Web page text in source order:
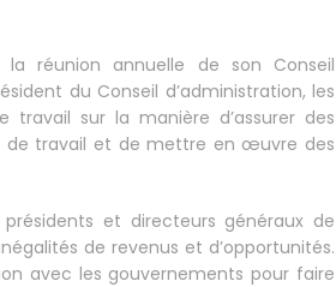
réunion annuelle de son Conseil
du Conseil d’administration, les
sur la manière d’assurer des
de travail et de mettre en œuvre des
et directeurs généraux de
de revenus et d’opportunités.
avec les gouvernements pour faire